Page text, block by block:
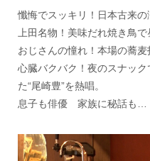
懺悔でスッキリ！日本古来の
上田名物！美味だれ焼き鳥で
おじさんの憧れ！本場の蕎麦
心臓バクバク！夜のスナッ
た“尾崎豊”を熱唱。
息子も俳優 家族に秘話も…